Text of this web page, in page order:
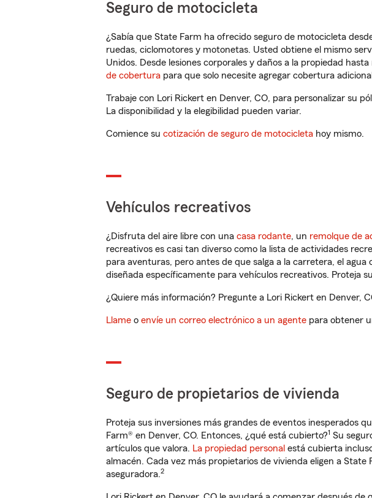
Seguro de motocicleta
¿Sabía que State Farm ha ofrecido seguro de motocicleta
ruedas, ciclomotores y motonetas. Usted obtiene el mismo
Unidos. Desde lesiones corporales y daños a la propiedad
de cobertura para que solo necesite agregar cobertura
Trabaje con Lori Rickert en Denver, CO, para personalizar su
La disponibilidad y la elegibilidad pueden variar.
Comience su cotización de seguro de motocicleta hoy mismo.
Vehículos recreativos
¿Disfruta del aire libre con una casa rodante, un remolque de
recreativos es casi tan diverso como la lista de actividades
para aventuras, pero antes de que salga a la carretera, el
diseñada específicamente para vehículos recreativos. Proteja
¿Quiere más información? Pregunte a Lori Rickert en Denver,
Llame o envíe un correo electrónico a un agente para obtener
Seguro de propietarios de vivienda
Proteja sus inversiones más grandes de eventos inesperados
Farm® en Denver, CO. Entonces, ¿qué está cubierto?1 Su
artículos que valora. La propiedad personal está cubierta
almacén. Cada vez más propietarios de vivienda eligen a
aseguradora.2